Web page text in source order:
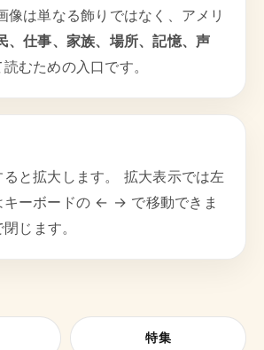
像は単なる飾りではなく、アメリ
、仕事、家族、場所、記憶、声
むための入口です。
と拡大します。 拡大表示では左
キーボードの ← → で移動できま
じます。
特集